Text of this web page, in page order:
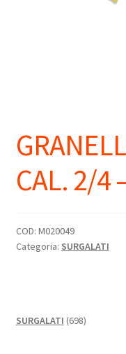
CAL. 2/4
COD: M020049
Categoria: SURGALATI
SURGALATI 698698